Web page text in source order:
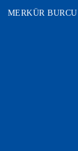
MERKÜR BURCU